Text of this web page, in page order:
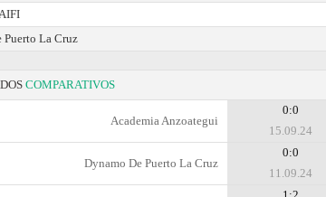
Puerto La Cruz
COMPARATIVOS
Academia Anzoategui
0:0
15.09.24
Dynamo De Puerto La Cruz
0:0
11.09.24